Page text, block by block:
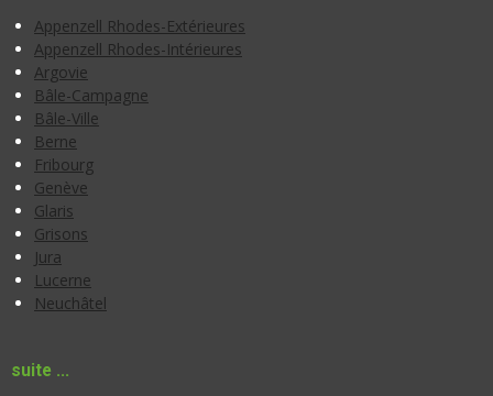
Appenzell Rhodes-Extérieures
Appenzell Rhodes-Intérieures
Argovie
Bâle-Campagne
Bâle-Ville
Berne
Fribourg
Genève
Glaris
Grisons
Jura
Lucerne
Neuchâtel
suite ...